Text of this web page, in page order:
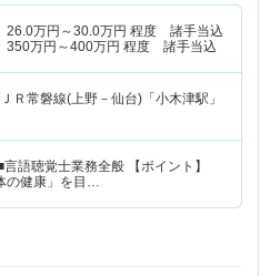
26.0万円～30.0万円 程度 諸手当込
350万円～400万円 程度 諸手当込
ＪＲ常磐線(上野－仙台)「小木津駅」
覚士業務全般 【ポイント】
の健康」を目…